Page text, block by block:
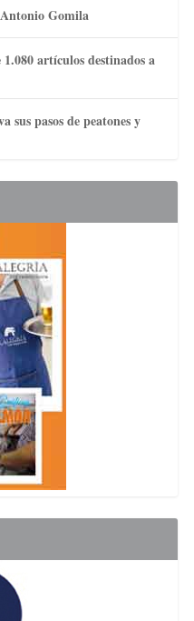
Gomila
artículos destinados a
sus pasos de peatones y